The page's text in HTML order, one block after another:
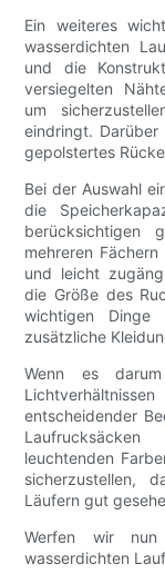
Ein weiteres
wasserdichten
und die
versiegelten
um
eindringt. Darüber
gepolstertes
Bei der Auswahl
die
berücksichtigen
mehreren
und leicht
die Größe des
wichtigen Dinge
zusätzliche
Wenn es
entscheidender
leuchtenden
sicherzustellen,
Läufern gut
Werfen wir
wasserdichten